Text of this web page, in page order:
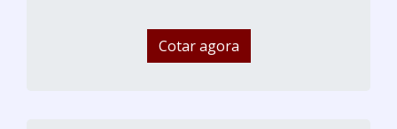
Cotar agora